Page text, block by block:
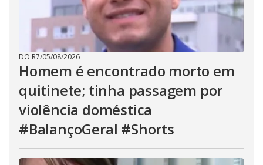
DO R7/05/08/2026
Homem é encontrado morto em
quitinete; tinha passagem por
violência doméstica
#BalançoGeral #Shorts